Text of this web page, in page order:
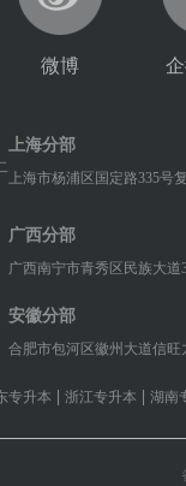
微博
上海分部
上海市杨浦区国定路335号
广西分部
广西南宁市青秀区民族大
安徽分部
合肥市包河区徽州大道信旺
专升本 浙江专升本 湖南